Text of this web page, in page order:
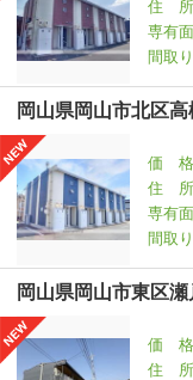
住 所
専有
間取り
岡山県岡山市北区
価 格
住 所
専有
間取り
岡山県岡山市東区
価 格
住 所